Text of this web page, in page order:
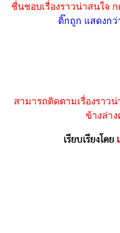
ชื่นชอบเรื่องราวน่าสนใจ
ติ๊กถูก แสดงก
สามารถติดตามเรื่องราว
ข้างล่า
เรียบเรียงโดย